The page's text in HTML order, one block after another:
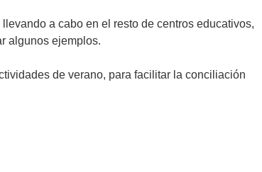
a cabo en el resto de centros educativos,
algunos ejemplos.
de verano, para facilitar la conciliación